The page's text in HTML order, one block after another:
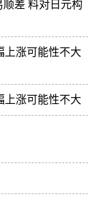
差 料对日元构
上涨可能性不大
上涨可能性不大